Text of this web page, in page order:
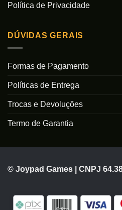
Política de Privacidade
DÚVIDAS GERAIS
Formas de Pagamento
Políticas de Entrega
Trocas e Devoluções
Termo de Garantia
© Joypad Games | CNPJ